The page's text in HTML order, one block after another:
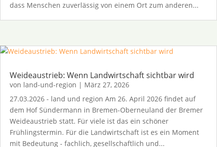
dass Menschen zuverlässig von einem Ort zum anderen...
Weideaustrieb: Wenn Landwirtschaft sichtbar wird
von land-und-region | März 27, 2026
27.03.2026 - land und region Am 26. April 2026 findet auf
dem Hof Sündermann in Bremen-Oberneuland der Bremer
Weideaustrieb statt. Für viele ist das ein schöner
Frühlingstermin. Für die Landwirtschaft ist es ein Moment
mit Bedeutung - fachlich, gesellschaftlich und...